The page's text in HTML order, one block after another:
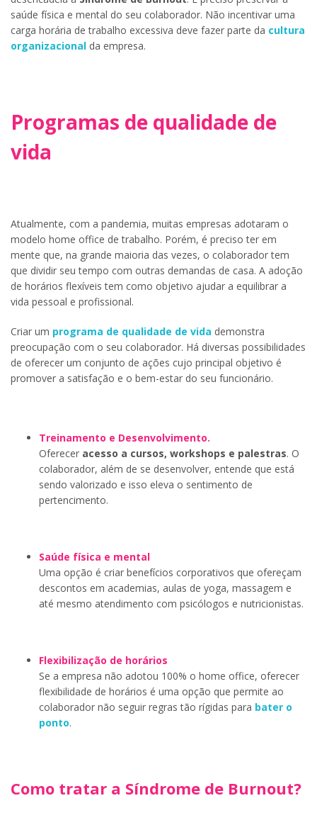
saúde física e mental do seu colaborador. Não incentivar uma
carga horária de trabalho excessiva deve fazer parte da cultura
organizacional da empresa.
Programas de qualidade de
vida
Atualmente, com a pandemia, muitas empresas adotaram o
modelo home office de trabalho. Porém, é preciso ter em
mente que, na grande maioria das vezes, o colaborador tem
que dividir seu tempo com outras demandas de casa. A adoção
de horários flexíveis tem como objetivo ajudar a equilibrar a
vida pessoal e profissional.
Criar um programa de qualidade de vida demonstra
preocupação com o seu colaborador. Há diversas possibilidades
de oferecer um conjunto de ações cujo principal objetivo é
promover a satisfação e o bem-estar do seu funcionário.
Treinamento e Desenvolvimento.
Oferecer acesso a cursos, workshops e palestras. O
colaborador, além de se desenvolver, entende que está
sendo valorizado e isso eleva o sentimento de
pertencimento.
Saúde física e mental
Uma opção é criar benefícios corporativos que ofereçam
descontos em academias, aulas de yoga, massagem e
até mesmo atendimento com psicólogos e nutricionistas.
Flexibilização de horários
Se a empresa não adotou 100% o home office, oferecer
flexibilidade de horários é uma opção que permite ao
colaborador não seguir regras tão rígidas para bater o
ponto.
Como tratar a Síndrome de Burnout?